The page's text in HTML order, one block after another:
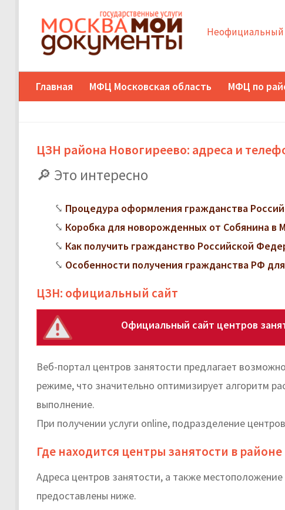
Главная МФЦ Московская область МФЦ по
ЦЗН района Новогиреево: адреса и
Это интересно
Процедура оформления гражданства
Коробка для новорожденных от Собянина в
Как получить гражданство Российской
Особенности получения гражданства РФ
ЦЗН: официальный сайт
Официальный сайт центров
Веб-портал центров занятости предлагает
режиме, что значительно оптимизирует алгоритм
выполнение.
При получении услуги online, подразделение
Где находится центры занятости в
Адреса центров занятости, а также
предоставлены ниже.